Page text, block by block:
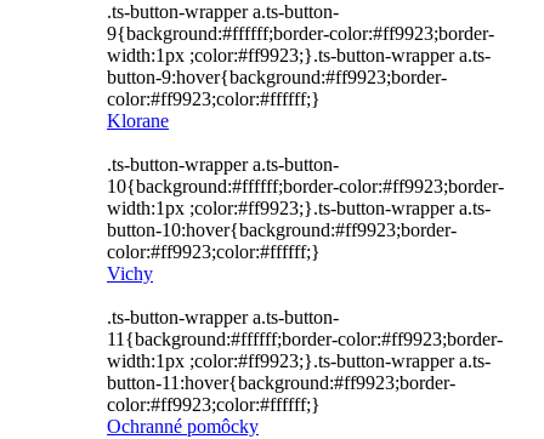
.ts-button-wrapper a.ts-button-
9{background:#ffffff;border-color:#ff9923;border-
width:1px ;color:#ff9923;}.ts-button-wrapper a.ts-
button-9:hover{background:#ff9923;border-
color:#ff9923;color:#ffffff;}
Klorane
.ts-button-wrapper a.ts-button-
10{background:#ffffff;border-color:#ff9923;border-
width:1px ;color:#ff9923;}.ts-button-wrapper a.ts-
button-10:hover{background:#ff9923;border-
color:#ff9923;color:#ffffff;}
Vichy
.ts-button-wrapper a.ts-button-
11{background:#ffffff;border-color:#ff9923;border-
width:1px ;color:#ff9923;}.ts-button-wrapper a.ts-
button-11:hover{background:#ff9923;border-
color:#ff9923;color:#ffffff;}
Ochranné pomôcky